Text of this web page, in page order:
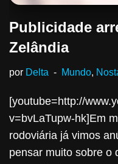
Publicidade
Zelândia
por Delta Mundo,
[youtube=http://
v=bvLaTupw-hk]Em
rodoviária já vimos
pensar muito sobre o